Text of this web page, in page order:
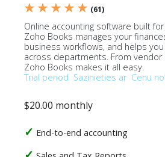
★ ★ ★ ★ ★ (61)
Online accounting software built
Zoho Books manages your
business workflows, and helps
across departments. From
Zoho Books makes it all easy.
Trial period Sazinieties ar Cenu
$20.00 monthly
End-to-end accounting